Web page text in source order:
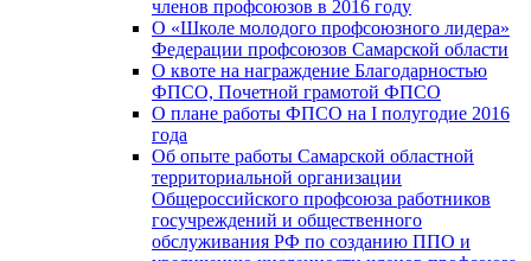
членов профсоюзов в 2016 году
О «Школе молодого профсоюзного лидера»
Федерации профсоюзов Самарской области
О квоте на награждение Благодарностью
ФПСО, Почетной грамотой ФПСО
О плане работы ФПСО на I полугодие 2016
года
Об опыте работы Самарской областной
территориальной организации
Общероссийского профсоюза работников
госучреждений и общественного
обслуживания РФ по созданию ППО и